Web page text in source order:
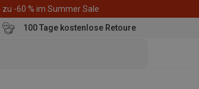
-60 % im Summer Sale
100 Tage kostenlose Retoure